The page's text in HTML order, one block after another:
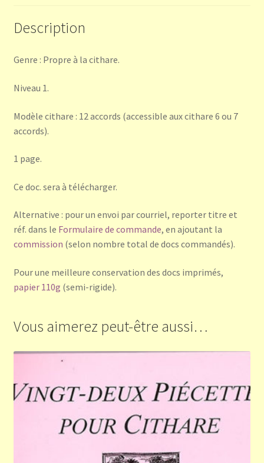
Description
Genre : Propre à la cithare.
Niveau 1.
Modèle cithare : 12 accords (accessible aux cithare 6 ou 7
accords).
1 page.
Ce doc. sera à télécharger.
Alternative : pour un envoi par courriel, reporter titre et
réf. dans le Formulaire de commande, en ajoutant la
commission (selon nombre total de docs commandés).
Pour une meilleure conservation des docs imprimés,
papier 110g (semi-rigide).
Vous aimerez peut-être aussi…